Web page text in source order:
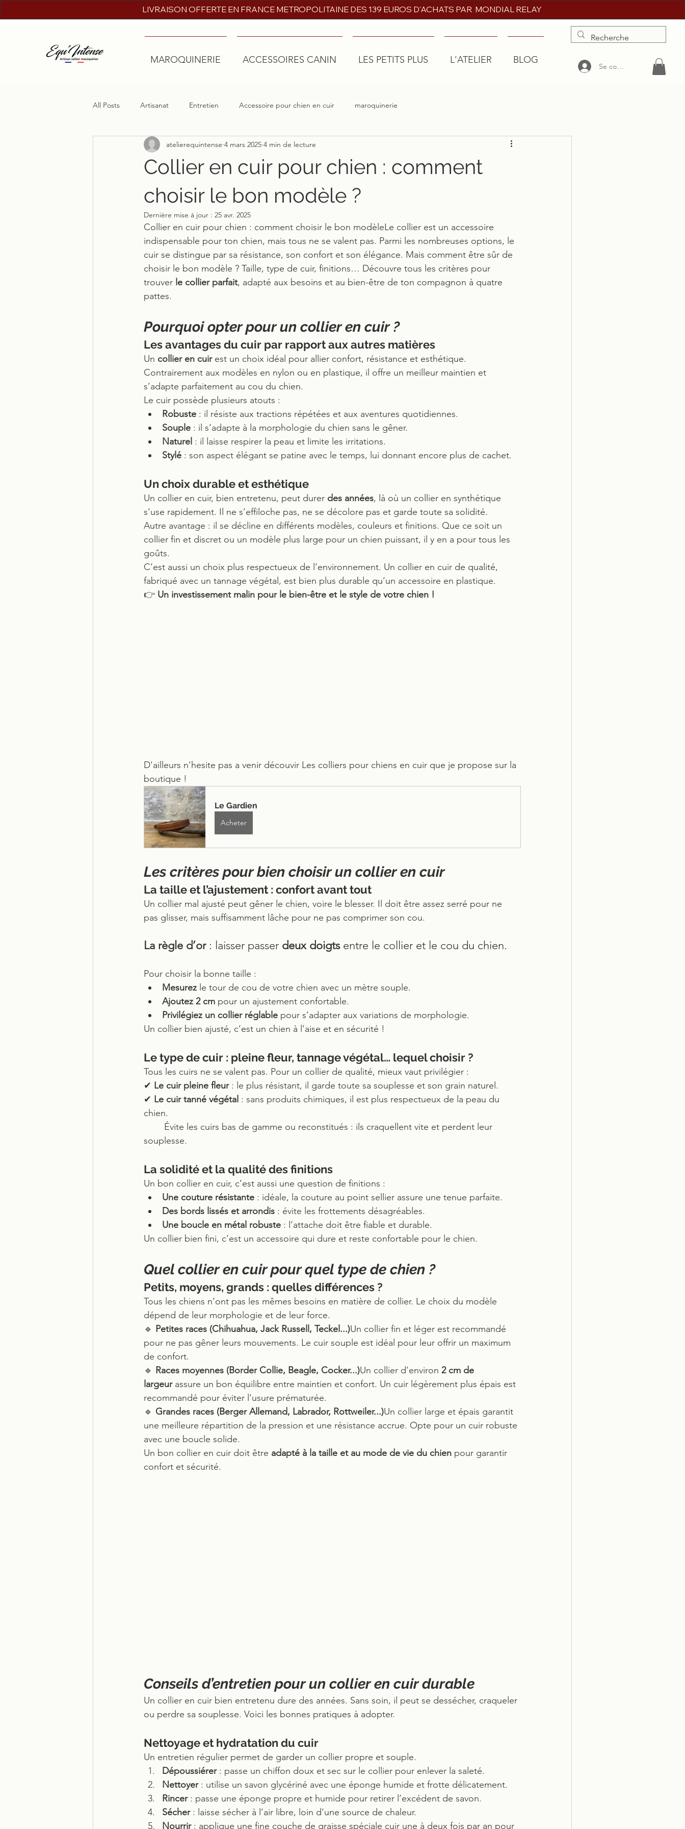
LIVRAISON OFFERTE EN FRANCE METROPOLITAINE DES 139 EUROS D'ACHATS PAR MONDIAL RELAY
MAROQUINERIE ACCESSOIRES CANIN LES PETITS PLUS L'ATELIER BLOG More
Se connecter
All Posts Artisanat Entretien Accessoire pour chien en cuir maroquinerie
Collier en cuir pour chien : comment
choisir le bon modèle ?
atelierequintense 4 mars 2025 4 min de lecture
Dernière mise à jour : 25 avr. 2025
Collier en cuir pour chien : comment choisir le bon modèleLe collier est un accessoire
indispensable pour ton chien, mais tous ne se valent pas. Parmi les nombreuses options, le
cuir se distingue par sa résistance, son confort et son élégance. Mais comment être sûr de
choisir le bon modèle ? Taille, type de cuir, finitions… Découvre tous les critères pour
trouver le collier parfait, adapté aux besoins et au bien-être de ton compagnon à quatre
pattes.
Pourquoi opter pour un collier en cuir ?
Les avantages du cuir par rapport aux autres matières
Un collier en cuir est un choix idéal pour allier confort, résistance et esthétique.
Contrairement aux modèles en nylon ou en plastique, il offre un meilleur maintien et
s’adapte parfaitement au cou du chien.
Le cuir possède plusieurs atouts :
Robuste : il résiste aux tractions répétées et aux aventures quotidiennes.
Souple : il s’adapte à la morphologie du chien sans le gêner.
Naturel : il laisse respirer la peau et limite les irritations.
Stylé : son aspect élégant se patine avec le temps, lui donnant encore plus de cachet.
Un choix durable et esthétique
Un collier en cuir, bien entretenu, peut durer des années, là où un collier en synthétique
s’use rapidement. Il ne s’effiloche pas, ne se décolore pas et garde toute sa solidité.
Autre avantage : il se décline en différents modèles, couleurs et finitions. Que ce soit un
collier fin et discret ou un modèle plus large pour un chien puissant, il y en a pour tous les
goûts.
C’est aussi un choix plus respectueux de l’environnement. Un collier en cuir de qualité,
fabriqué avec un tannage végétal, est bien plus durable qu’un accessoire en plastique.
👉 Un investissement malin pour le bien-être et le style de votre chien !
D'ailleurs n'hesite pas a venir découvir Les colliers pour chiens en cuir que je propose sur la
boutique !
Le Gardien
Acheter
Les critères pour bien choisir un collier en cuir
La taille et l’ajustement : confort avant tout
Un collier mal ajusté peut gêner le chien, voire le blesser. Il doit être assez serré pour ne
pas glisser, mais suffisamment lâche pour ne pas comprimer son cou.
La règle d’or : laisser passer deux doigts entre le collier et le cou du chien.
Pour choisir la bonne taille :
Mesurez le tour de cou de votre chien avec un mètre souple.
Ajoutez 2 cm pour un ajustement confortable.
Privilégiez un collier réglable pour s’adapter aux variations de morphologie.
Un collier bien ajusté, c’est un chien à l’aise et en sécurité !
Le type de cuir : pleine fleur, tannage végétal… lequel choisir ?
Tous les cuirs ne se valent pas. Pour un collier de qualité, mieux vaut privilégier :
✔ Le cuir pleine fleur : le plus résistant, il garde toute sa souplesse et son grain naturel.
✔ Le cuir tanné végétal : sans produits chimiques, il est plus respectueux de la peau du
chien.
souplesse.
La solidité et la qualité des finitions
Un bon collier en cuir, c’est aussi une question de finitions :
Une couture résistante : idéale, la couture au point sellier assure une tenue parfaite.
Des bords lissés et arrondis : évite les frottements désagréables.
Une boucle en métal robuste : l’attache doit être fiable et durable.
Un collier bien fini, c’est un accessoire qui dure et reste confortable pour le chien.
Quel collier en cuir pour quel type de chien ?
Petits, moyens, grands : quelles différences ?
Tous les chiens n’ont pas les mêmes besoins en matière de collier. Le choix du modèle
dépend de leur morphologie et de leur force.
🔹 Petites races (Chihuahua, Jack Russell, Teckel...)Un collier fin et léger est recommandé
pour ne pas gêner leurs mouvements. Le cuir souple est idéal pour leur offrir un maximum
de confort.
🔹 Races moyennes (Border Collie, Beagle, Cocker...)Un collier d’environ 2 cm de
largeur assure un bon équilibre entre maintien et confort. Un cuir légèrement plus épais est
recommandé pour éviter l’usure prématurée.
🔹 Grandes races (Berger Allemand, Labrador, Rottweiler...)Un collier large et épais garantit
une meilleure répartition de la pression et une résistance accrue. Opte pour un cuir robuste
avec une boucle solide.
Un bon collier en cuir doit être adapté à la taille et au mode de vie du chien pour garantir
confort et sécurité.
Conseils d’entretien pour un collier en cuir durable
Un collier en cuir bien entretenu dure des années. Sans soin, il peut se dessécher, craqueler
ou perdre sa souplesse. Voici les bonnes pratiques à adopter.
Nettoyage et hydratation du cuir
Un entretien régulier permet de garder un collier propre et souple.
Dépoussiérer : passe un chiffon doux et sec sur le collier pour enlever la saleté.
Nettoyer : utilise un savon glycériné avec une éponge humide et frotte délicatement.
Rincer : passe une éponge propre et humide pour retirer l’excédent de savon.
Sécher : laisse sécher à l’air libre, loin d’une source de chaleur.
Nourrir : applique une fine couche de graisse spéciale cuir une à deux fois par an pour